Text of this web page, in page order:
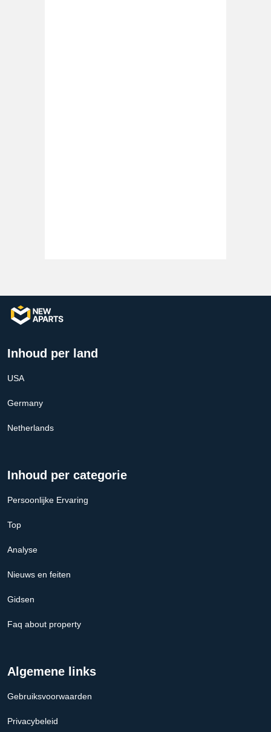
Inhoud per land
USA
Germany
Netherlands
Inhoud per categorie
Persoonlijke Ervaring
Top
Analyse
Nieuws en feiten
Gidsen
Faq about property
Algemene links
Gebruiksvoorwaarden
Privacybeleid